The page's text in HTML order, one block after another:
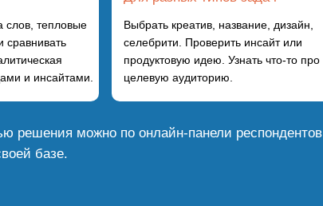
решения можно по онлайн-панели респондентов
базе.
Выбрать креатив, название, дизайн,
селебрити. Проверить инсайт или
продуктовую идею. Узнать что-то про
целевую аудиторию.
слов, тепловые
сравнивать
и инсайтами.